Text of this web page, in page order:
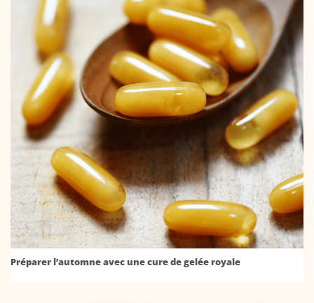
Préparer l’automne avec une cure de gelée royale